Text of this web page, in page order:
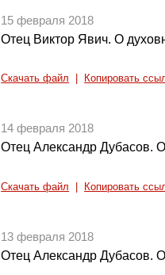
15 февраля 2018
Отец Виктор Явич. О
Скачать файл Копировать
14 февраля 2018
Отец Александр Дубасов.
Скачать файл Копировать
13 февраля 2018
Отец Александр Дубасов.